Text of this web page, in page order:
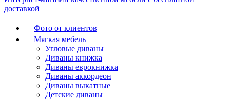
доставкой
Фото от клиентов
Мягкая мебель
Угловые диваны
Диваны книжка
Диваны еврокнижка
Диваны аккордеон
Диваны выкатные
Детские диваны